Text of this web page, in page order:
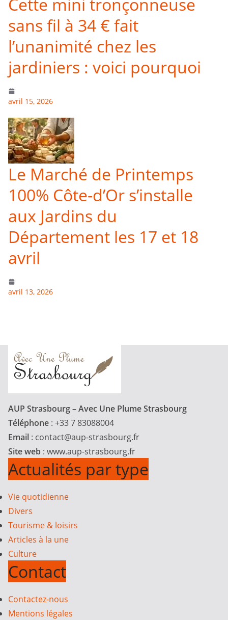
Cette mini tronçonneuse
sans fil à 34 € fait
l’unanimité chez les
jardiniers : voici pourquoi
avril 15, 2026
Le Marché de Printemps
100% Côte-d’Or s’installe
aux Jardins du
Département les 17 et 18
avril
avril 13, 2026
AUP Strasbourg – Avec Une Plume Strasbourg
Téléphone : +33 7 83088004
Email : contact@aup-strasbourg.fr
Site web : www.aup-strasbourg.fr
Actualités par type
Vie quotidienne
Divers
Tourisme & loisirs
Articles à la une
Culture
Contact
Contactez-nous
Mentions légales